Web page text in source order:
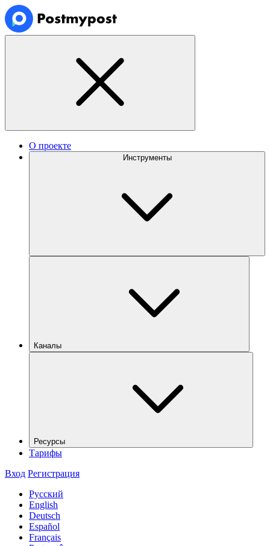
О проекте
Инструменты
Каналы
Ресурсы
Тарифы
Вход Регистрация
Русский
English
Deutsch
Español
Français